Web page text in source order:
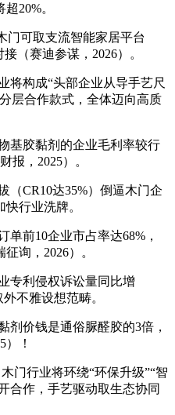
20%。
可取支流智能家居平台
（赛迪参谋，2026）。
构成“头部企业从导手艺尺
层合作款式，全体迈向高质
胶黏剂的企业毛利率较行
报，2025）。
CR10达35%）倒逼木门企
行业洗牌。
前10企业市占率达68%，
询，2026）。
利侵权诉讼量同比增
不雅设想范畴。
价钱是通俗脲醛胶的3倍，
！
行业将环绕“环保升级”“智
合作，手艺驱动取生态协同